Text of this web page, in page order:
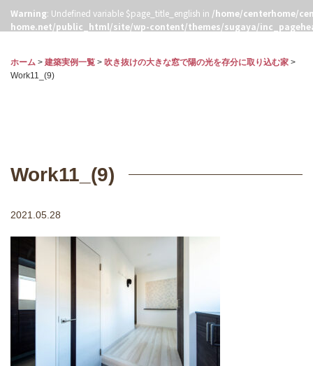
Warning: Undefined variable $page_title_english in /home/centerhome/
home.net/public_html/site/wp-content/themes/sugaya/
ホーム > 建築実例一覧 > 吹き抜けの大きな窓で陽の光を存分に取り込む家 >
Work11_(9)
Work11_(9)
2021.05.28